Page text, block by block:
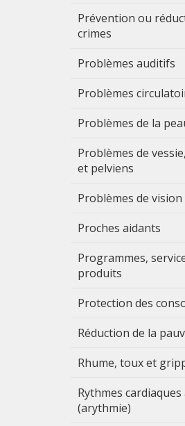
Prévention ou
crimes
Problèmes auditifs
Problèmes
Problèmes de la
Problèmes de
et pelviens
Problèmes de vision
Proches aidants
Programmes,
produits
Protection des
Réduction de la
Rhume, toux et
Rythmes
(arythmie)